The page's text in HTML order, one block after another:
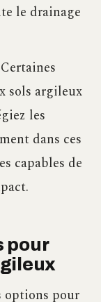
le drainage
sols argileux
les
dans ces
capables de
pour
options pour